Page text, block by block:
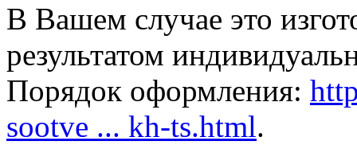
В Вашем случае это
результатом
Порядок оформления:
sootve ... kh-ts.html.